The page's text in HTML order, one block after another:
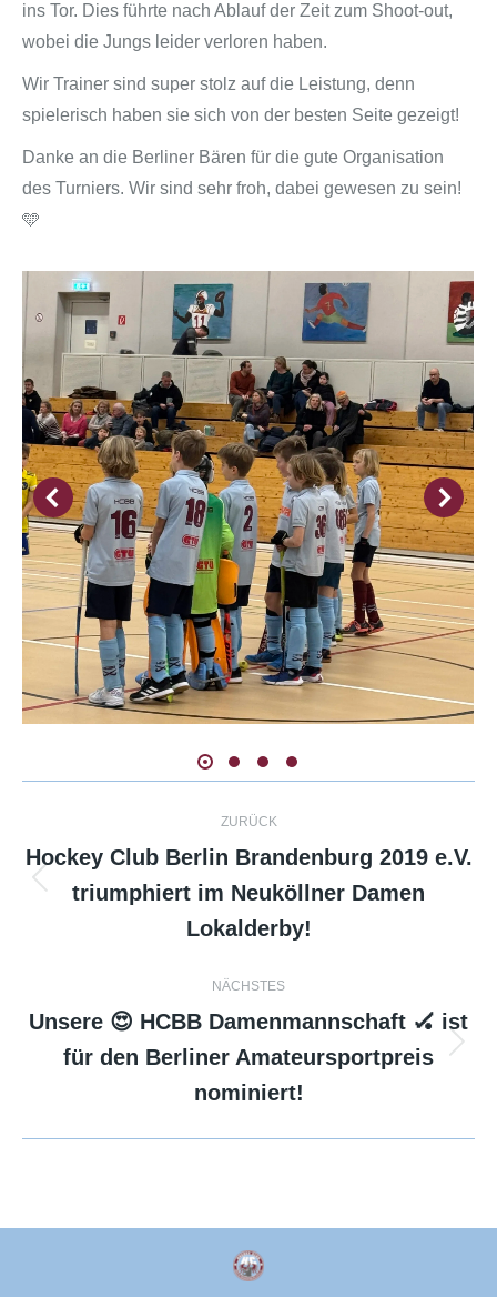
ins Tor. Dies führte nach Ablauf der Zeit zum Shoot-out,
wobei die Jungs leider verloren haben.
Wir Trainer sind super stolz auf die Leistung, denn
spielerisch haben sie sich von der besten Seite gezeigt!
Danke an die Berliner Bären für die gute Organisation
des Turniers. Wir sind sehr froh, dabei gewesen zu sein!
🩵
Kommentarnavigation
ZURÜCK
Vorheriger
Beitrag:
Hockey Club Berlin Brandenburg 2019 e.V.
triumphiert im Neuköllner Damen
Lokalderby!
NÄCHSTES
Nächster
Beitrag:
Unsere 😍 HCBB Damenmannschaft 🏑 ist
für den Berliner Amateursportpreis
nominiert!